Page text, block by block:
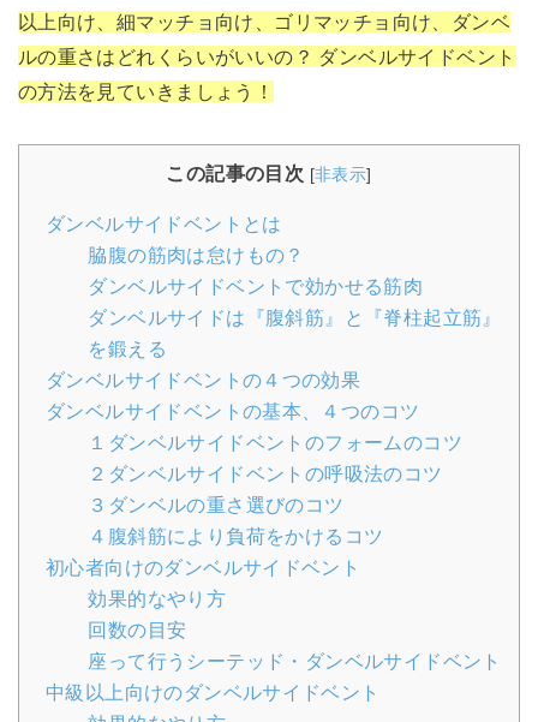
以上向け、細マッチョ向け、ゴリマッチョ向け、ダンベ
ルの重さはどれくらいがいいの？ ダンベルサイドベント
の方法を見ていきましょう！
この記事の目次 [非表示]
ダンベルサイドベントとは
脇腹の筋肉は怠けもの？
ダンベルサイドベントで効かせる筋肉
ダンベルサイドは『腹斜筋』と『脊柱起立筋』
を鍛える
ダンベルサイドベントの４つの効果
ダンベルサイドベントの基本、４つのコツ
１ダンベルサイドベントのフォームのコツ
２ダンベルサイドベントの呼吸法のコツ
３ダンベルの重さ選びのコツ
４腹斜筋により負荷をかけるコツ
初心者向けのダンベルサイドベント
効果的なやり方
回数の目安
座って行うシーテッド・ダンベルサイドベント
中級以上向けのダンベルサイドベント